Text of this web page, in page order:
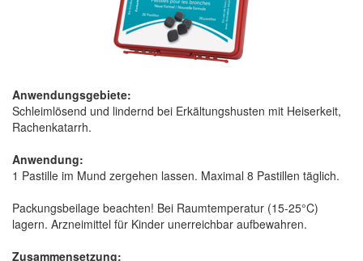
Anwendungsgebiete:
Schleimlösend und lindernd bei Erkältungshusten mit Heiserkeit,
Rachenkatarrh.
Anwendung:
1 Pastille im Mund zergehen lassen. Maximal 8 Pastillen täglich.
Packungsbeilage beachten! Bei Raumtemperatur (15-25°C)
lagern. Arzneimittel für Kinder unerreichbar aufbewahren.
Zusammensetzung: